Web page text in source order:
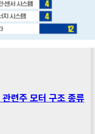
련주 모터 구조 종류